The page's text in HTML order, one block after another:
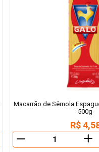
Macarrão de Sêmola
500g
R$ 4,
＋